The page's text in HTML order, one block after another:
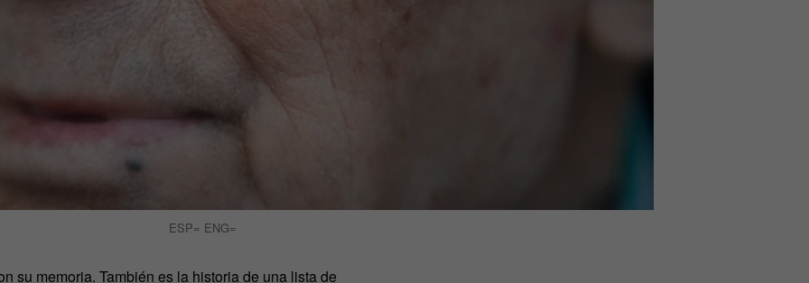
ESP= ENG=
su memoria. También es la historia de una lista de